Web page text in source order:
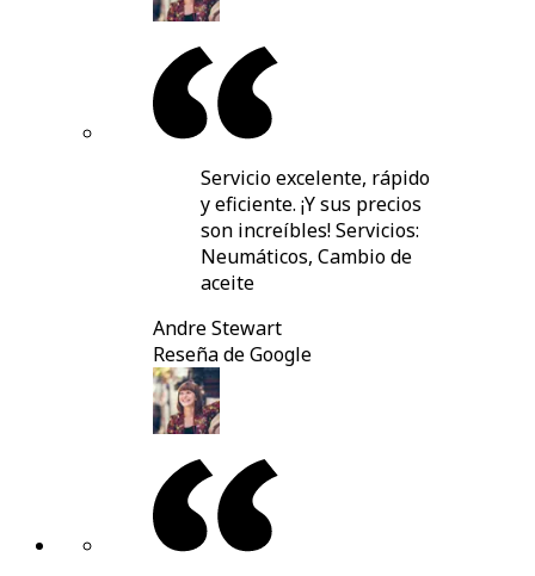
Servicio excelente, rápido
y eficiente. ¡Y sus precios
son increíbles! Servicios:
Neumáticos, Cambio de
aceite
Andre Stewart
Reseña de Google